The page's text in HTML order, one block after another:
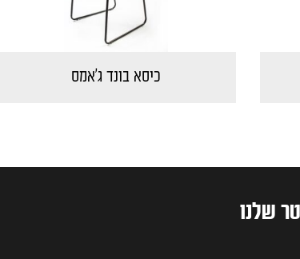
כיסא בונד ג'אמס
שלנו